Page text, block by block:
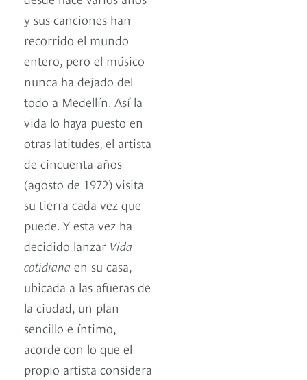
y sus canciones han
recorrido el mundo
entero, pero el músico
nunca ha dejado del
todo a Medellín. Así la
vida lo haya puesto en
otras latitudes, el artista
de cincuenta años
(agosto de 1972) visita
su tierra cada vez que
puede. Y esta vez ha
decidido lanzar Vida
cotidiana en su casa,
ubicada a las afueras de
la ciudad, un plan
sencillo e íntimo,
acorde con lo que el
propio artista considera